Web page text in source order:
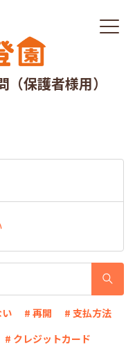
保護者様用）
# 再開
# 支払方法
# クレジットカード